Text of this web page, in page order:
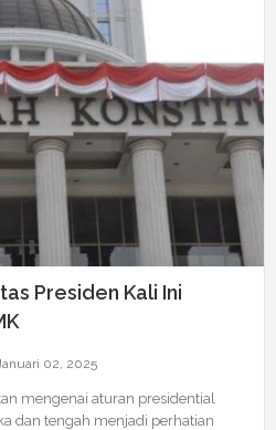
Presiden Kali Ini
02, 2025
mengenai aturan presidential
dan tengah menjadi perhatian